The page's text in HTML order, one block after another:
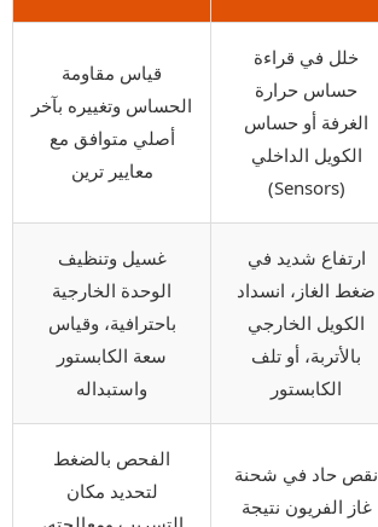
خلل في قراءة
حساس حرارة
الغرفة أو حساس
الكويل الداخلي
(Sensors)
قياس مقاومة
الحساس وتغييره بآخر
أصلي متوافق مع
معايير ترين
ارتفاع شديد في
ضغط الغاز، انسداد
الكويل الخارجي
بالأتربة، أو تلف
الكابستور
غسيل وتنظيف
الوحدة الخارجية
باحترافية، وقياس
سعة الكابستور
واستبداله
نقص حاد في شحنة
غاز الفريون نتيجة
الفحص بالضغط
لتحديد مكان